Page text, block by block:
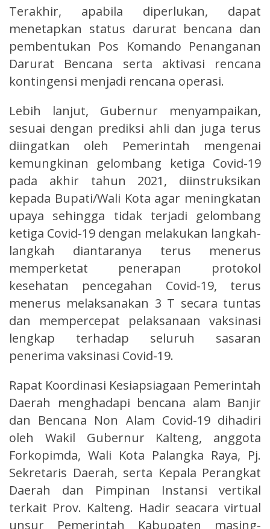
Terakhir, apabila diperlukan, dapat
menetapkan status darurat bencana dan
pembentukan Pos Komando Penanganan
Darurat Bencana serta aktivasi rencana
kontingensi menjadi rencana operasi.
Lebih lanjut, Gubernur menyampaikan,
sesuai dengan prediksi ahli dan juga terus
diingatkan oleh Pemerintah mengenai
kemungkinan gelombang ketiga Covid-19
pada akhir tahun 2021, diinstruksikan
kepada Bupati/Wali Kota agar meningkatan
upaya sehingga tidak terjadi gelombang
ketiga Covid-19 dengan melakukan langkah-
langkah diantaranya terus menerus
memperketat penerapan protokol
kesehatan pencegahan Covid-19, terus
menerus melaksanakan 3 T secara tuntas
dan mempercepat pelaksanaan vaksinasi
lengkap terhadap seluruh sasaran
penerima vaksinasi Covid-19.
Rapat Koordinasi Kesiapsiagaan Pemerintah
Daerah menghadapi bencana alam Banjir
dan Bencana Non Alam Covid-19 dihadiri
oleh Wakil Gubernur Kalteng, anggota
Forkopimda, Wali Kota Palangka Raya, Pj.
Sekretaris Daerah, serta Kepala Perangkat
Daerah dan Pimpinan Instansi vertikal
terkait Prov. Kalteng. Hadir seacara virtual
unsur Pemerintah Kabupaten masing-